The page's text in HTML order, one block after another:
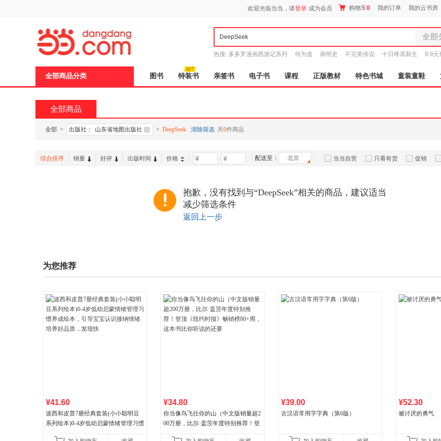
欢迎光临当当，请登录 成为会员 购物车0 我的订单 我的云书房
全部
全部
图书
电子书
孕婴
数码影
热搜: 多多罗漫画西游记系列 何为道 南明史 不完美传说 十日终焉新生 9.9元
全部商品分类 图书 特装书 亲签书 电子书 课程 正版教材 特色书城 童装童鞋
全部商品
全部 > 出版社： 山东省地图出版社 > DeepSeek 清除筛选 共0件商品
综合排序 销量 好评 出版时间 价格 - 配送至： 北京 当当自营 只看有货 促销
抱歉，没有找到与“DeepSeek”相关的商品，建议适当
减少筛选条件
返回上一步
为您推荐
¥41.60
波西和皮普7册经典套装(小小聪明豆
系列绘本)0-4岁低幼启蒙情绪管理习惯
¥34.80
你当像鸟飞往你的山（中文版销量超2
00万册，比尔·盖茨年度特别推荐！登
¥39.00
古汉语常用字字典（第6版）
¥52.30
被讨厌的勇气
页